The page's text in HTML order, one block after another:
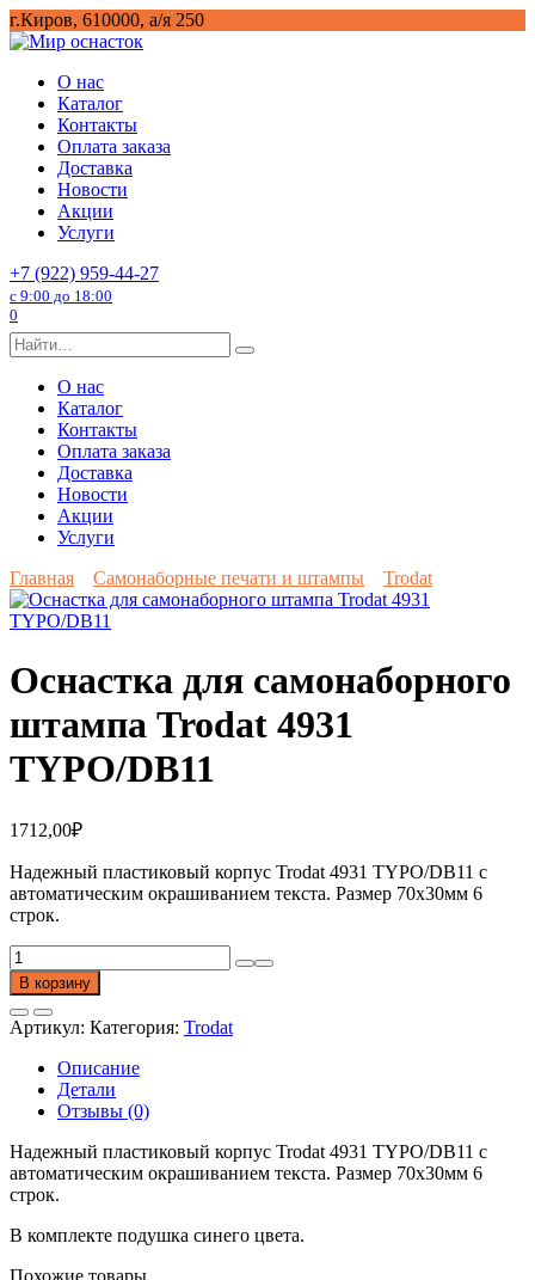
Перейти
к
г.Киров, 610000, а/я 250
О нас
Каталог
Контакты
Оплата заказа
Доставка
Новости
Акции
Услуги
+7 (922) 959-44-27
с 9:00 до 18:00
0
Search
for:
О нас
Каталог
Контакты
Оплата заказа
Доставка
Новости
Акции
Услуги
Главная
Самонаборные печати и штампы Trodat
Оснастка для самонаборного
штампа Trodat 4931
TYPO/DB11
1712,00₽
Надежный пластиковый корпус Trodat 4931 TYPO/DB11 с
автоматическим окрашиванием текста. Размер 70х30мм 6
строк.
Количество
товара
Оснастка
для
самонаборного
штампа
Trodat
4931
TYPO/DB11
В корзину
Артикул: Категория: Trodat
Описание
Детали
Отзывы (0)
Надежный пластиковый корпус Trodat 4931 TYPO/DB11 с
автоматическим окрашиванием текста. Размер 70х30мм 6
строк.
В комплекте подушка синего цвета.